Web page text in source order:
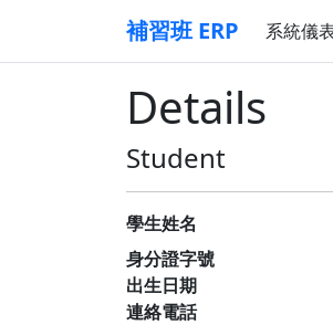
補習班 ERP 系統儀
Details
Student
學生姓名
身分證字號
出生日期
連絡電話